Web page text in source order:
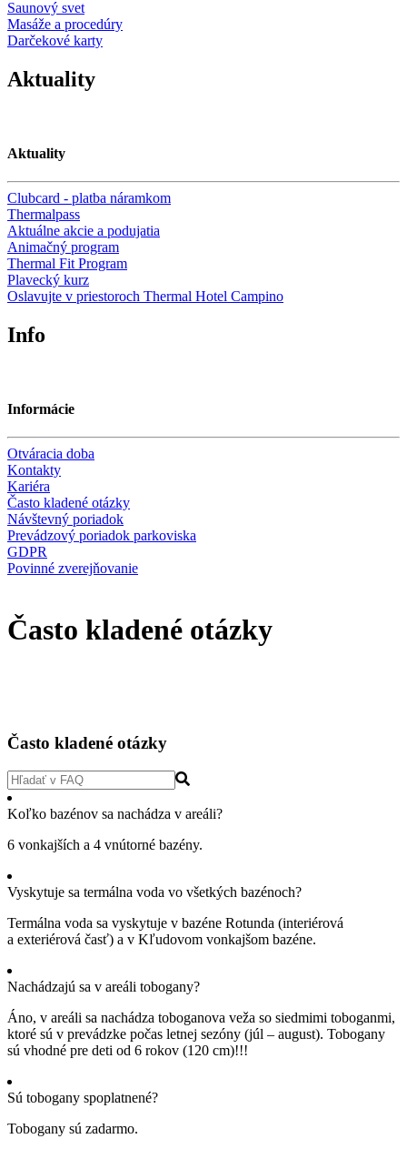
Saunový svet
Masáže a procedúry
Darčekové karty
Aktuality
Aktuality
Clubcard - platba náramkom
Thermalpass
Aktuálne akcie a podujatia
Animačný program
Thermal Fit Program
Plavecký kurz
Oslavujte v priestoroch Thermal Hotel Campino
Info
Informácie
Otváracia doba
Kontakty
Kariéra
Často kladené otázky
Návštevný poriadok
Prevádzový poriadok parkoviska
GDPR
Povinné zverejňovanie
Často kladené otázky
Často kladené otázky
Koľko bazénov sa nachádza v areáli?
6 vonkajších a 4 vnútorné bazény.
Vyskytuje sa termálna voda vo všetkých bazénoch?
Termálna voda sa vyskytuje v bazéne Rotunda (interiérová
a exteriérová časť) a v Kľudovom vonkajšom bazéne.
Nachádzajú sa v areáli tobogany?
Áno, v areáli sa nachádza toboganova veža so siedmimi toboganmi,
ktoré sú v prevádzke počas letnej sezóny (júl – august). Tobogany
sú vhodné pre deti od 6 rokov (120 cm)!!!
Sú tobogany spoplatnené?
Tobogany sú zadarmo.